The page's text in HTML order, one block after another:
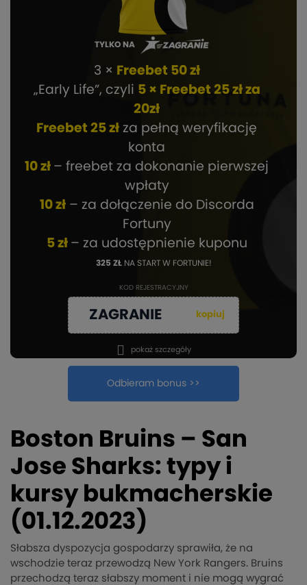
TYLKO NA
3 × Freebet 50 zł
„Early Life”, czyli 5 × Freebet 25 zł za
20zł
Freebet 25 zł za pełną weryfikację
konta
10 zł – freebet za dokonanie pierwszej
wpłaty
10 zł– za dołączenie do Discorda
Fortuny
5 zł – za udostępnienie kuponu
325 ZŁ NA START W FORTUNIE!
KOD REJESTRACYJNY
ZAGRANIE kopiuj
Odbieram bonus >>
pokaż szczegóły
Boston Bruins – San
Jose Sharks: typy i
kursy bukmacherskie
(01.12.2023)
Słabsza dyspozycja gospodarzy sprawiła, że na
wschodzie teraz przewodzą New York Rangers. Bruins
przechodzą teraz słabszy moment i nie mogą wygrać